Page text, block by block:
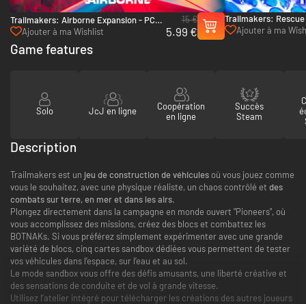
Trailmakers: Airborne Expansion - PC
(Steam)
Ajouter à ma Wishlist
15 €
5.99 €
Trailmakers: Rescue
(Steam)
Ajouter à ma
Game features
Solo JcJ en ligne
Coopération
en ligne
Succès
Steam
Description
Trailmakers est un jeu de construction de véhicules où vous jouez comme
vous le souhaitez, avec une physique réaliste, un chaos contrôlé et des
combats sur terre, en mer et dans les airs.
Plongez directement dans la campagne en monde ouvert "Pioneers", où
vous accomplissez des missions, créez des blocs et combattez les
BOTNAKs. Si vous préférez simplement expérimenter avec une grande
variété de blocs, cinq cartes sandbox dédiées vous permettent de tester
vos véhicules dans l’espace, sur l’eau et au sol.
Le mode sandbox vous offre des défis amusants, une liberté créative et
des sensations de conduite et de vol à grande vitesse.
Utilisez l’atelier intégré pour télécharger les créations des autres joueurs